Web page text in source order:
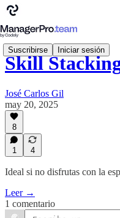
Suscribirse Iniciar sesión
Skill
José Carlos Gil
may 20, 2025
8
1 4
Ideal si no disfrutas con la
Leer →
1 comentario